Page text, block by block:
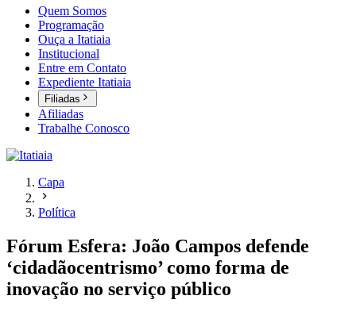
Quem Somos
Programação
Ouça a Itatiaia
Institucional
Entre em Contato
Expediente Itatiaia
Filiadas
Afiliadas
Trabalhe Conosco
Capa
Política
Fórum Esfera: João Campos defende
‘cidadãocentrismo’ como forma de
inovação no serviço público